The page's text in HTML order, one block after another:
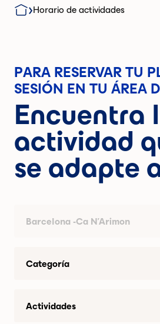
Horario de actividades
PARA RESERVAR TU
SESIÓN EN TU ÁREA
Encuentra
actividad
se adapte